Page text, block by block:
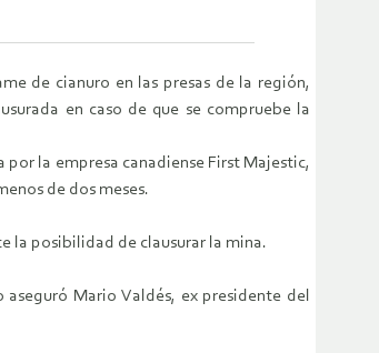
de cianuro en las presas de la región,
en caso de que se compruebe la
la empresa canadiense First Majestic,
de dos meses.
la posibilidad de clausurar la mina.
Mario Valdés, ex presidente del